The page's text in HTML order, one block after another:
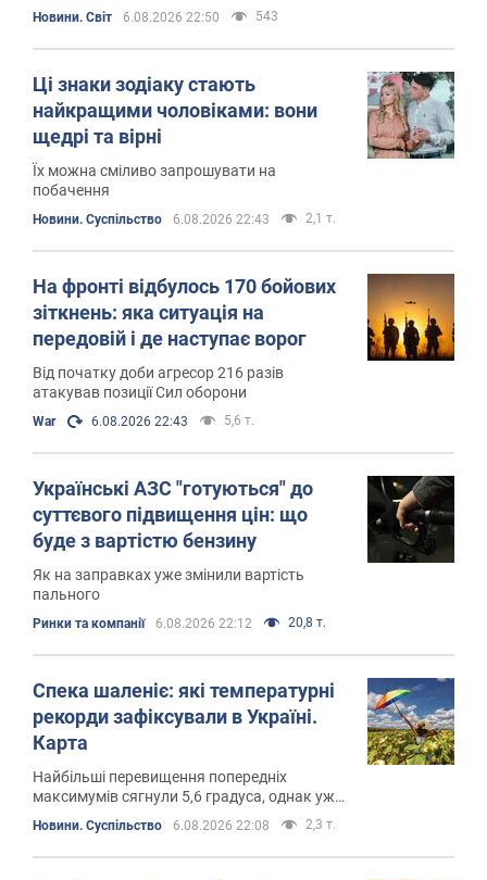
і є ризик непередбачуваних перебоїв
Новини. Світ 6.08.2026 22:50 543
Ці знаки зодіаку стають
найкращими чоловіками: вони
щедрі та вірні
Їх можна сміливо запрошувати на
побачення
Новини. Суспільство 6.08.2026 22:43 2,1 т.
На фронті відбулось 170 бойових
зіткнень: яка ситуація на
передовій і де наступає ворог
Від початку доби агресор 216 разів
атакував позиції Сил оборони
War 6.08.2026 22:43 5,6 т.
Українські АЗС "готуються" до
суттєвого підвищення цін: що
буде з вартістю бензину
Як на заправках уже змінили вартість
пального
Ринки та компанії 6.08.2026 22:12 20,8 т.
Спека шаленіє: які температурні
рекорди зафіксували в Україні.
Карта
Найбільші перевищення попередніх
максимумів сягнули 5,6 градуса, однак уже
з 7 серпня в частині регіонів очікують
поступове послаблення спеки
Новини. Суспільство 6.08.2026 22:08 2,3 т.